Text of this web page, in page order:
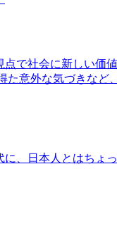
で社会に新しい価
意外な気づきなど
、日本人とはちょ